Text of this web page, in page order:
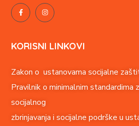
KORISNI LINKOVI
Zakon o ustanovama socijalne
Pravilnik o minimalnim standardima
socijalnog
zbrinjavanja i socijalne podrške u